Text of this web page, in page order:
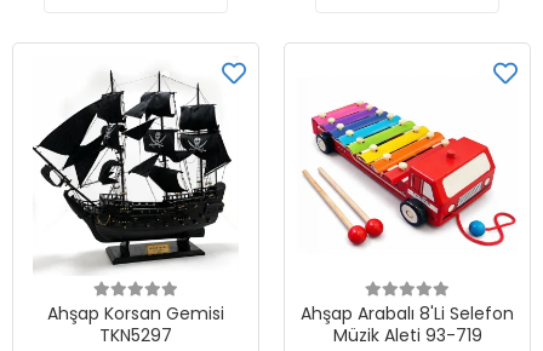
Ahşap Korsan Gemisi
TKN5297
Ahşap Arabalı 8'Li Selefon
Müzik Aleti 93-719